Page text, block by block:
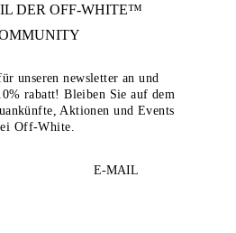
DER OFF-WHITE™
unseren newsletter an und
rabatt! Bleiben Sie auf dem
Aktionen und Events
Off-White.
E-MAIL